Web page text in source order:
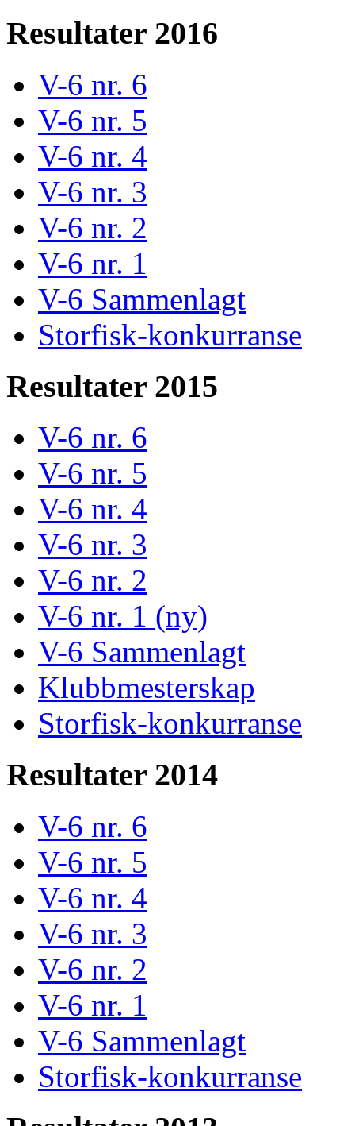
Resultater 2016
V-6 nr. 6
V-6 nr. 5
V-6 nr. 4
V-6 nr. 3
V-6 nr. 2
V-6 nr. 1
V-6 Sammenlagt
Storfisk-konkurranse
Resultater 2015
V-6 nr. 6
V-6 nr. 5
V-6 nr. 4
V-6 nr. 3
V-6 nr. 2
V-6 nr. 1 (ny)
V-6 Sammenlagt
Klubbmesterskap
Storfisk-konkurranse
Resultater 2014
V-6 nr. 6
V-6 nr. 5
V-6 nr. 4
V-6 nr. 3
V-6 nr. 2
V-6 nr. 1
V-6 Sammenlagt
Storfisk-konkurranse